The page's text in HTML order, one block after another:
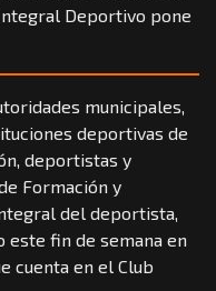
Deportivo pone
municipales,
deportivas de
deportistas y
Formación y
del deportista,
este fin de semana en
cuenta en el Club